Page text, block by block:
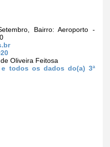
Bairro: Aeroporto -
Oliveira Feitosa
e todos os dados do(a) 3ª